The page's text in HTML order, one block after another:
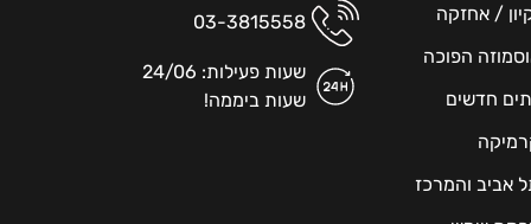
/ אחזקה
הפוכה
חדשים
אביב והמרכז
03-3815558
שעות פעילות: 24/06
שעות ביממה!